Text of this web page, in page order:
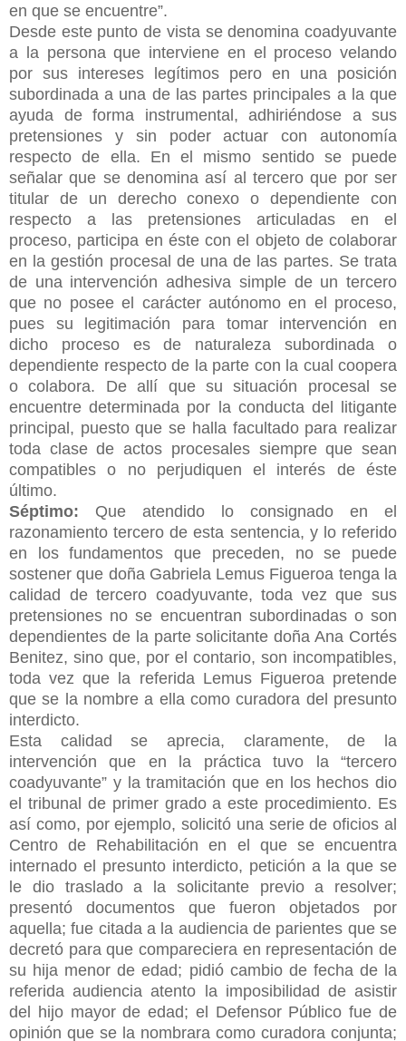
en que se encuentre”.
Desde este punto de vista se denomina coadyuvante
a la persona que interviene en el proceso velando
por sus intereses legítimos pero en una posición
subordinada a una de las partes principales a la que
ayuda de forma instrumental, adhiriéndose a sus
pretensiones y sin poder actuar con autonomía
respecto de ella. En el mismo sentido se puede
señalar que se denomina así al tercero que por ser
titular de un derecho conexo o dependiente con
respecto a las pretensiones articuladas en el
proceso, participa en éste con el objeto de colaborar
en la gestión procesal de una de las partes. Se trata
de una intervención adhesiva simple de un tercero
que no posee el carácter autónomo en el proceso,
pues su legitimación para tomar intervención en
dicho proceso es de naturaleza subordinada o
dependiente respecto de la parte con la cual coopera
o colabora. De allí que su situación procesal se
encuentre determinada por la conducta del litigante
principal, puesto que se halla facultado para realizar
toda clase de actos procesales siempre que sean
compatibles o no perjudiquen el interés de éste
último.
Séptimo: Que atendido lo consignado en el
razonamiento tercero de esta sentencia, y lo referido
en los fundamentos que preceden, no se puede
sostener que doña Gabriela Lemus Figueroa tenga la
calidad de tercero coadyuvante, toda vez que sus
pretensiones no se encuentran subordinadas o son
dependientes de la parte solicitante doña Ana Cortés
Benitez, sino que, por el contario, son incompatibles,
toda vez que la referida Lemus Figueroa pretende
que se la nombre a ella como curadora del presunto
interdicto.
Esta calidad se aprecia, claramente, de la
intervención que en la práctica tuvo la “tercero
coadyuvante” y la tramitación que en los hechos dio
el tribunal de primer grado a este procedimiento. Es
así como, por ejemplo, solicitó una serie de oficios al
Centro de Rehabilitación en el que se encuentra
internado el presunto interdicto, petición a la que se
le dio traslado a la solicitante previo a resolver;
presentó documentos que fueron objetados por
aquella; fue citada a la audiencia de parientes que se
decretó para que compareciera en representación de
su hija menor de edad; pidió cambio de fecha de la
referida audiencia atento la imposibilidad de asistir
del hijo mayor de edad; el Defensor Público fue de
opinión que se la nombrara como curadora conjunta;